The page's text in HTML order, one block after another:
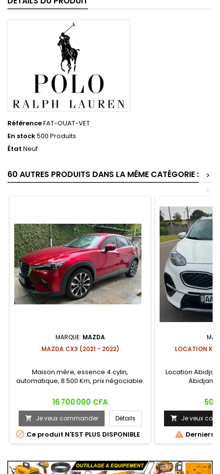
RéférenceFAT-OUAT-VET
En stock500 Produits
État Neuf
60 AUTRES PRODUITS DANS LA MÊME CATÉGORIE :
>
<
MARQUE: MAZDA
MAZDA CX3 (2021 - 2022)
Maison mère, essence 4 cylin,
automatique, 8.500 Km, prix négociable.
Prix
16 700 000 CFA
 Je veux commander Détails
 Ce produit N'EST PLUS DISPONIBLE
LOCATION
Location Abidjan
Abidjan :
Prix
50
 Je veux
 Derniers